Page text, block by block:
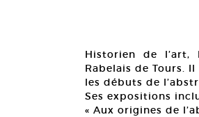
Historien de l’art,
Rabelais de Tours.
les débuts de
Ses expositions
« Aux origines de